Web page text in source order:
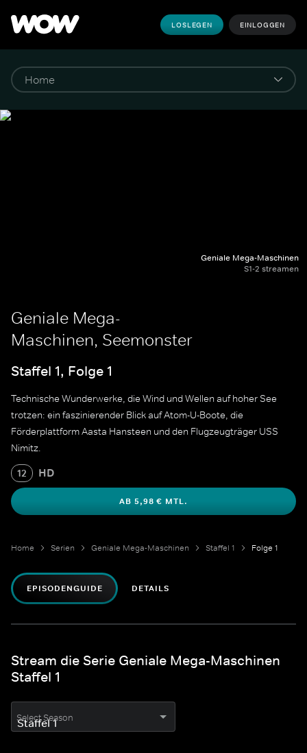
LOSLEGEN EINLOGGEN
Geniale Mega-Maschinen
S1-2 streamen
Geniale Mega-
Maschinen, Seemonster
Staffel 1, Folge 1
Technische Wunderwerke, die Wind und Wellen auf hoher See
trotzen: ein faszinierender Blick auf Atom-U-Boote, die
Förderplattform Aasta Hansteen und den Flugzeugträger USS
Nimitz.
12 HD
AB 5,98 € MTL.
Home Serien Geniale Mega-Maschinen Staffel 1 Folge 1
EPISODENGUIDE DETAILS
Stream die Serie Geniale Mega-Maschinen
Staffel 1
Select Season